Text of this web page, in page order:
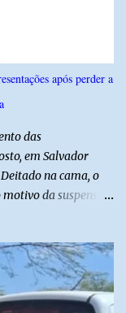
A Frut & Tec
Baixo Açu como
conhecimento,
após perder a
das
em Salvador
na cama, o
da suspensão
contou que
a capacidade
nem me